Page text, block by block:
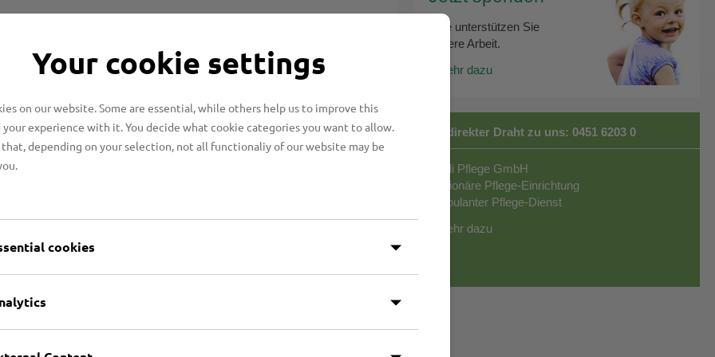
GmbH stellt sicher, dass alle
Qualität unserer
festgelegt werden, dass die
in den verschiedenen
Kundenanforderungen zu erfüllen, macht es
Arbeit umgesetzt, ggf. angepasst oder
das Ziel, unseren Kunden vom ersten Kontakt an bis
Dieses Ziel wird in den unterschiedlichen
der jeweilige Kundenkreis vor.
die Politik der Marli GmbH sowie gesetzliche
Bitte unterstützen Sie
unsere Arbeit.
mehr dazu
Ihr direkter Draht zu uns: 0451 6203 0
Marli Pflege GmbH
Stationäre Pflege-Einrichtung
Ambulanter Pflege-Dienst
mehr dazu
Your cookie settings
on our website. Some are essential, while others help us to improve this
experience with it. You decide what cookie categories you want to allow.
depending on your selection, not all functionaliy of our website may be
cookies